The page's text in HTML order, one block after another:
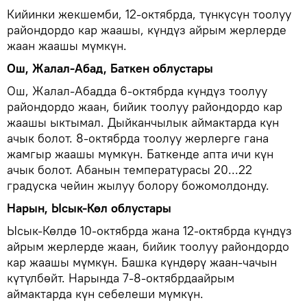
Кийинки жекшемби, 12-октябрда, түнкүсүн тоолуу
райондордо кар жаашы, күндүз айрым жерлерде
жаан жаашы мүмкүн.
Ош, Жалал-Абад, Баткен облустары
Ош, Жалал-Абадда 6-октябрда күндүз тоолуу
райондордо жаан, бийик тоолуу райондордо кар
жаашы ыктымал. Дыйканчылык аймактарда күн
ачык болот. 8-октябрда тоолуу жерлерге гана
жамгыр жаашы мүмкүн. Баткенде апта ичи күн
ачык болот. Абанын температурасы 20...22
градуска чейин жылуу болору божомолдонду.
Нарын, Ысык-Көл облустары
Ысык-Көлдө 10-октябрда жана 12-октябрда күндүз
айрым жерлерде жаан, бийик тоолуу райондордо
кар жаашы мүмкүн. Башка күндөрү жаан-чачын
күтүлбөйт. Нарында 7-8-октябрдаайрым
аймактарда күн себелеши мүмкүн.